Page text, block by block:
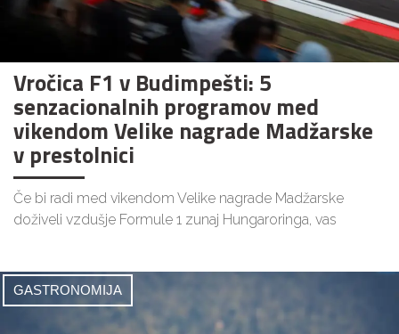
Vročica F1 v Budimpešti: 5
senzacionalnih programov med
vikendom Velike nagrade Madžarske
v prestolnici
Če bi radi med vikendom Velike nagrade Madžarske
doživeli vzdušje Formule 1 zunaj Hungaroringa, vas
GASTRONOMIJA